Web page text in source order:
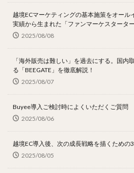
越境ECマーケティングの基本施策をオー
実績から生まれた「ファンマーケスタータ
2025/08/08
「海外販売は難しい」を過去にする。国内
る「BEEGATE」を徹底解説！
2025/08/07
Buyee導入ご検討時によくいただくご質問
2025/08/06
越境EC導入後、次の成長戦略を描くための
2025/08/05